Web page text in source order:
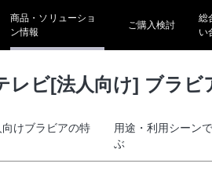
商品・ソリューショ
ン情報
ご購入検討
総
い
レビ[法人向け] ブラビ
向けブラビアの特
用途・利用シーン
ぶ